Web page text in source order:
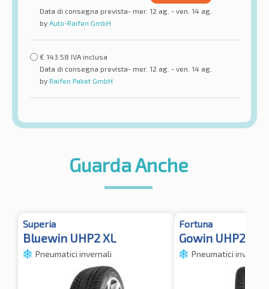
Data di consegna prevista- mer. 12 ag. - ven. 14 ag.
by Auto-Raifen GmbH
€ 143.58 IVA inclusa
Data di consegna prevista- mer. 12 ag. - ven. 14 ag.
by Raifen Paket GmbH
Guarda Anche
Superia
Bluewin UHP2 XL
Pneumatici invernali
Fortuna
Gowin UHP2 XL
Pneumatici invernali